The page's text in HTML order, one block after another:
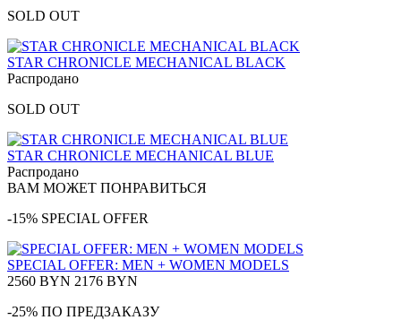
SOLD OUT
STAR CHRONICLE MECHANICAL BLACK
Распродано
SOLD OUT
STAR CHRONICLE MECHANICAL BLUE
Распродано
ВАМ МОЖЕТ ПОНРАВИТЬСЯ
-15% SPECIAL OFFER
SPECIAL OFFER: MEN + WOMEN MODELS
2560 BYN 2176 BYN
-25% ПО ПРЕДЗАКАЗУ